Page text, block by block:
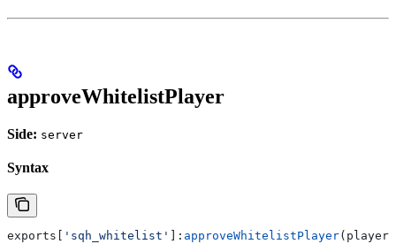
approveWhitelistPlayer
Side: server
Syntax
exports [ 'sqh_whitelist' ]: approveWhitelistPlayer( player